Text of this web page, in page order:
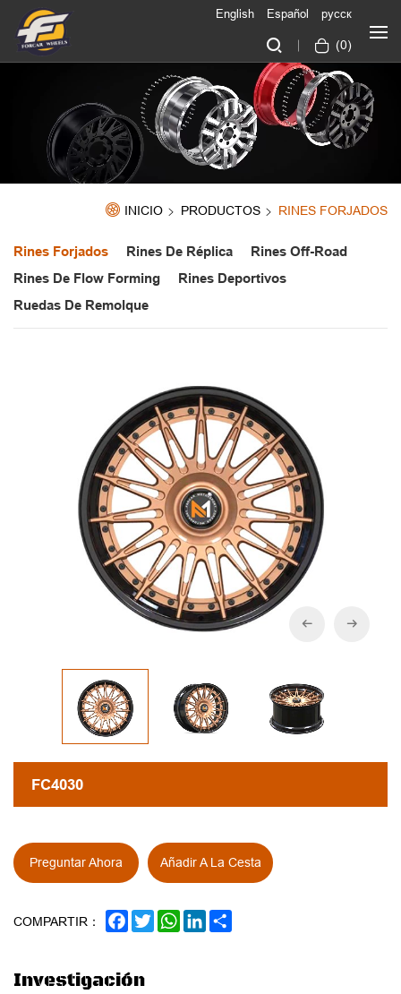
(0)
English Español русск
INICIO PRODUCTOS RINES FORJADOS
Rines Forjados Rines De Réplica
Rines Off-Road
Rines De Flow Forming
Rines Deportivos
Ruedas De Remolque
FC4030
Preguntar Ahora Añadir A La Cesta
COMPARTIR： FACEBOOK
TWITTERWHATSAPP
LINKEDIN
Investigación